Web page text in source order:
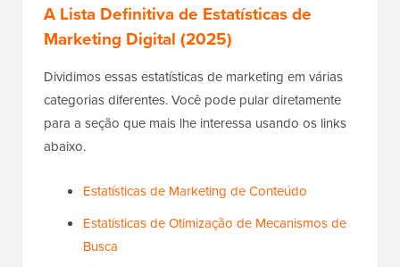
A Lista Definitiva de Estatísticas de
Marketing Digital (2025)
Dividimos essas estatísticas de marketing em várias
categorias diferentes. Você pode pular diretamente
para a seção que mais lhe interessa usando os links
abaixo.
Estatísticas de Marketing de Conteúdo
Estatísticas de Otimização de Mecanismos de
Busca